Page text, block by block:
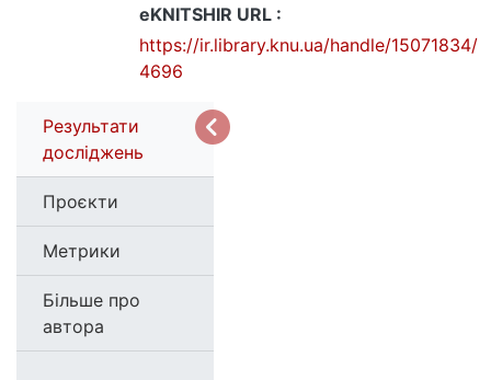
eKNITSHIR URL :
https://ir.library.knu.ua/handle/15071834/
4696
Результати
досліджень
Проєкти
Метрики
Більше про
автора